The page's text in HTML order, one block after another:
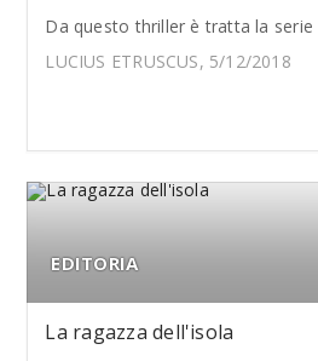
Da questo thriller è tratta la serie
LUCIUS ETRUSCUS, 5/12/2018
EDITORIA
La ragazza dell'isola